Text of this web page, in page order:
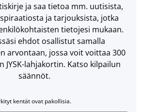
ja saa tietoa mm. uutisista,
ja tarjouksista, jotka
tietojesi mukaan.
ehdot osallistut samalla
arvontaan, jossa voit voittaa 300
JYSK-lahjakortin. Katso kilpailun
säännöt.
kentät ovat pakollisia.